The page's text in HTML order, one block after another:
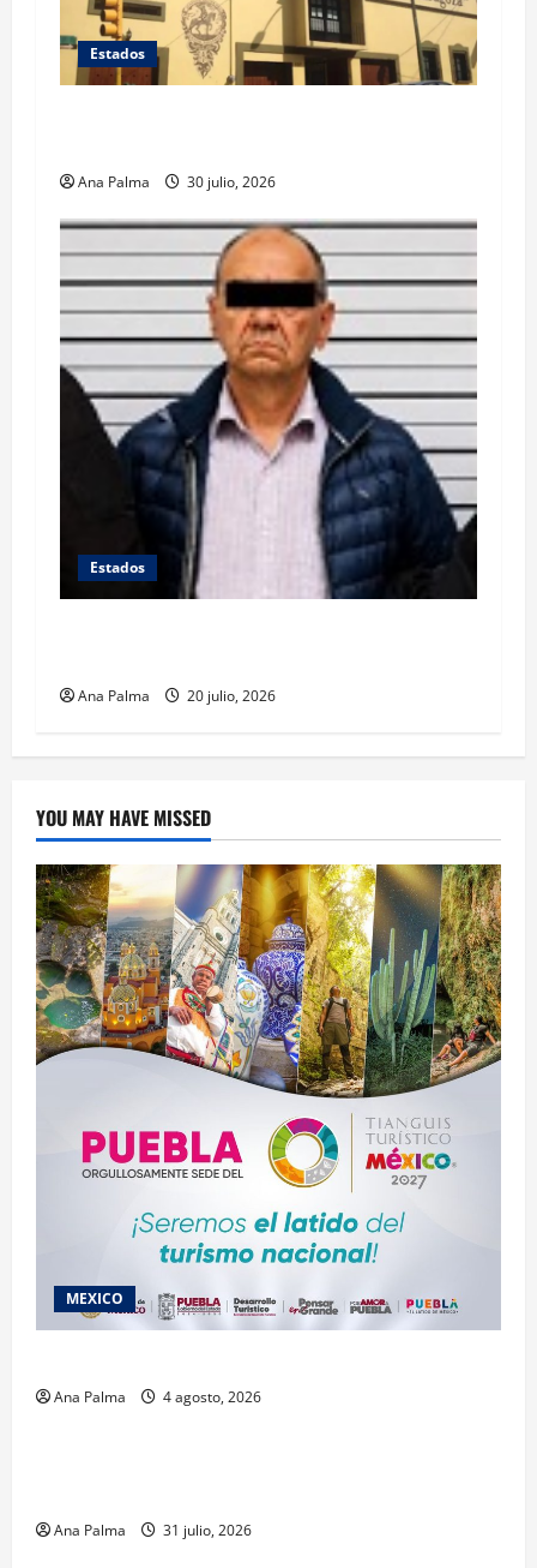
Estados
Ana Palma 30 julio, 2026
Estados
Ana Palma 20 julio, 2026
YOU MAY HAVE MISSED
MEXICO
Ana Palma 4 agosto, 2026
Estados
Ana Palma 31 julio, 2026
MEXICO